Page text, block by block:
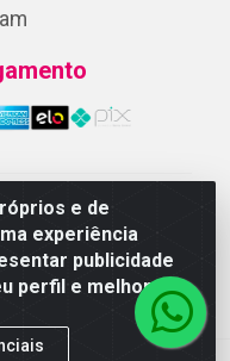
e de
experiência
publicidade
perfil e melhorar a
LTDA -
Ipê, Feira de
07.246.802/0001-